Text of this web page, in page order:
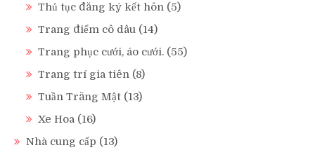
Thủ tục đăng ký kết hôn (5)
Trang điểm cô dâu (14)
Trang phục cưới, áo cưới. (55)
Trang trí gia tiên (8)
Tuần Trăng Mật (13)
Xe Hoa (16)
Nhà cung cấp (13)